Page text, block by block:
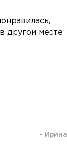
другом месте
- Ирина